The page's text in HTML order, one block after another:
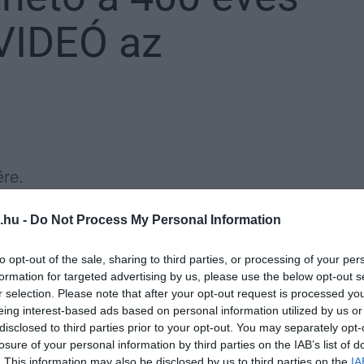
- Do Not Process My Personal Information
opt-out of the sale, sharing to third parties, or processing of your
for targeted advertising by us, please use the below opt-out
selection. Please note that after your opt-out request is processed
interest-based ads based on personal information utilized by us
to third parties prior to your opt-out. You may separately
of your personal information by third parties on the IAB’s list of
az
ágyúdombon - a helyreállításokhoz
öntött ostromágyú
ágyúcső, melyet a mai naptól a vár
az Egri várban.